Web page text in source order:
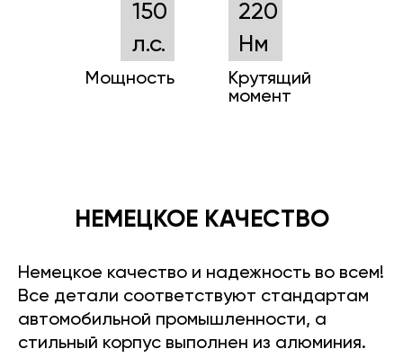
150
л.с.
Мощность
220
Нм
Крутящий
момент
НЕМЕЦКОЕ КАЧЕСТВО
Немецкое качество и надежность во всем!
Все детали соответствуют стандартам
автомобильной промышленности, а
стильный корпус выполнен из алюминия.